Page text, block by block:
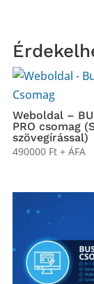
Weboldal –
PRO csomag
szövegírással)
490000 Ft + ÁFA